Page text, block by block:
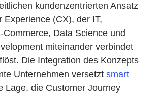
kundenzentrierten Ansatz
Experience (CX), der IT,
Commerce, Data Science und
miteinander verbindet
Die Integration des Konzepts
Unternehmen versetztsmart
Lage, die Customer Journey